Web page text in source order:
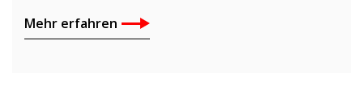
Mehr erfahren